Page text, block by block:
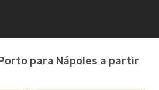
para Nápoles a partir